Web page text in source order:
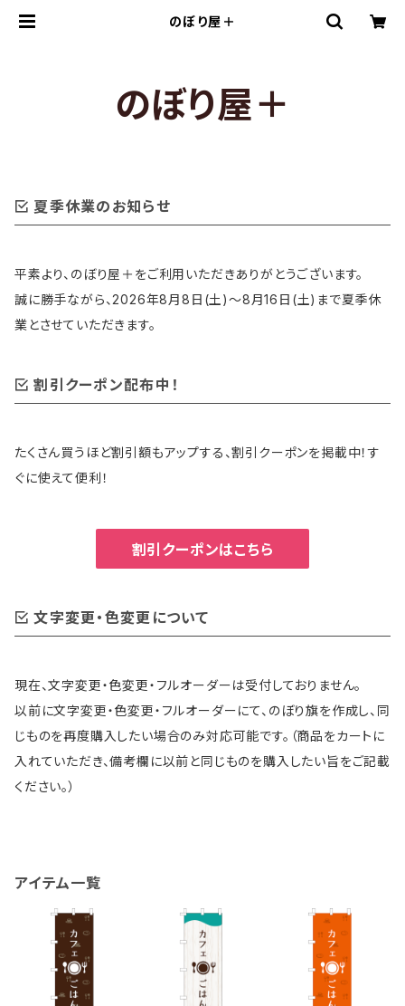
のぼり屋＋
のぼり屋＋
夏季休業のお知らせ
平素より、のぼり屋＋をご利用いただきありがとうございます。
誠に勝手ながら、2026年8月8日(土)〜8月16日(土)まで夏季休
業とさせていただきます。
割引クーポン配布中！
たくさん買うほど割引額もアップする、割引クーポンを掲載中！す
ぐに使えて便利！
割引クーポンはこちら
文字変更・色変更について
現在、文字変更・色変更・フルオーダーは受付しておりません。
以前に文字変更・色変更・フルオーダーにて、のぼり旗を作成し、同
じものを再度購入したい場合のみ対応可能です。（商品をカートに
入れていただき、備考欄に以前と同じものを購入したい旨をご記載
ください。）
アイテム一覧